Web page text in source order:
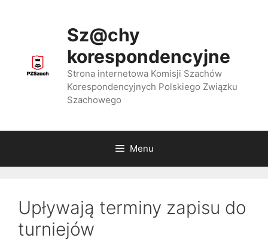
Sz@chy
korespondencyjne
Strona internetowa Komisji Szachów
Korespondencyjnych Polskiego Związku
Szachowego
Menu
Upływają terminy zapisu do
turniejów